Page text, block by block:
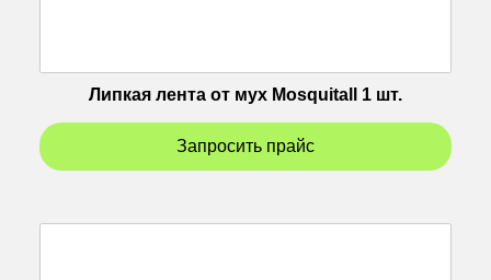
Липкая лента от мух Mosquitall 1 шт.
Запросить прайс